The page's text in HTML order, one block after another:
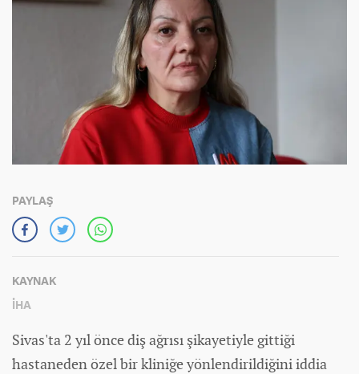
PAYLAŞ
KAYNAK
İHA
Sivas'ta 2 yıl önce diş ağrısı şikayetiyle gittiği
hastaneden özel bir kliniğe yönlendirildiğini iddia